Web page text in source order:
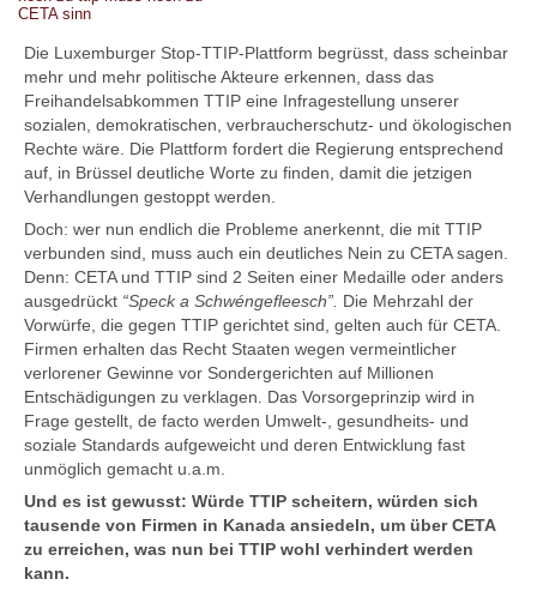
CETA sinn
Die Luxemburger Stop-TTIP-Plattform begrüsst, dass scheinbar
mehr und mehr politische Akteure erkennen, dass das
Freihandelsabkommen TTIP eine Infragestellung unserer
sozialen, demokratischen, verbraucherschutz- und ökologischen
Rechte wäre. Die Plattform fordert die Regierung entsprechend
auf, in Brüssel deutliche Worte zu finden, damit die jetzigen
Verhandlungen gestoppt werden.
Doch: wer nun endlich die Probleme anerkennt, die mit TTIP
verbunden sind, muss auch ein deutliches Nein zu CETA sagen.
Denn: CETA und TTIP sind 2 Seiten einer Medaille oder anders
ausgedrückt “Speck a Schwéngefleesch”. Die Mehrzahl der
Vorwürfe, die gegen TTIP gerichtet sind, gelten auch für CETA.
Firmen erhalten das Recht Staaten wegen vermeintlicher
verlorener Gewinne vor Sondergerichten auf Millionen
Entschädigungen zu verklagen. Das Vorsorgeprinzip wird in
Frage gestellt, de facto werden Umwelt-, gesundheits- und
soziale Standards aufgeweicht und deren Entwicklung fast
unmöglich gemacht u.a.m.
Und es ist gewusst: Würde TTIP scheitern, würden sich
tausende von Firmen in Kanada ansiedeln, um über CETA
zu erreichen, was nun bei TTIP wohl verhindert werden
kann.